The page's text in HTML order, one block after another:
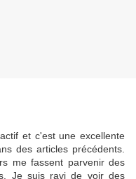
et c'est une excellente
des articles précédents.
me fassent parvenir des
Je suis ravi de voir des